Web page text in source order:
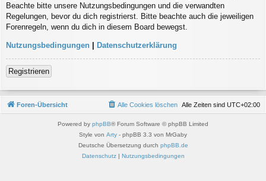
Beachte bitte unsere Nutzungsbedingungen und die verwandten
Regelungen, bevor du dich registrierst. Bitte beachte auch die jeweiligen
Forenregeln, wenn du dich in diesem Board bewegst.
Nutzungsbedingungen | Datenschutzerklärung
Registrieren
Foren-Übersicht Alle Zeiten sind UTC+02:00
Alle Cookies löschen
Powered by phpBB® Forum Software © phpBB Limited
Style von Arty - phpBB 3.3 von MrGaby
Deutsche Übersetzung durch phpBB.de
Datenschutz| Nutzungsbedingungen